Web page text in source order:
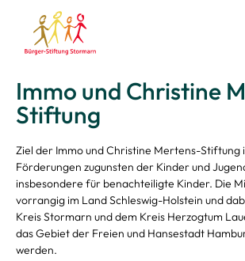
News
Über uns
Regionales
Immo und Christine
Stiftung
Ziel der Immo und Christine Mertens-Stiftung
Förderungen zugunsten der Kinder und
insbesondere für benachteiligte Kinder. Die
vorrangig im Land Schleswig-Holstein und
Kreis Stormarn und dem Kreis Herzogtum
das Gebiet der Freien und Hansestadt
werden.